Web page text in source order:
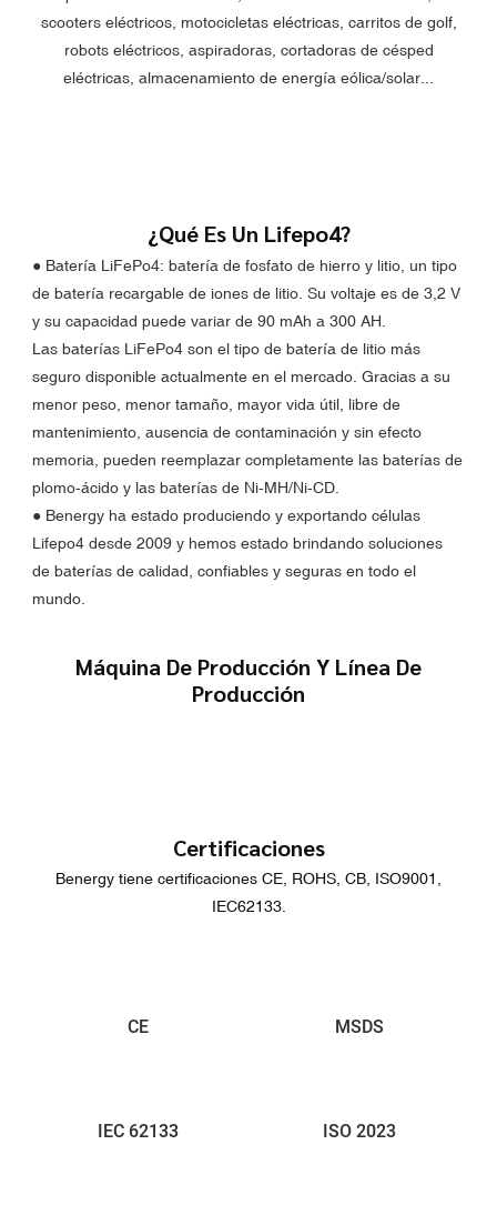
scooters eléctricos, motocicletas eléctricas, carritos de golf,
robots eléctricos, aspiradoras, cortadoras de césped
eléctricas, almacenamiento de energía eólica/solar...
¿Qué Es Un Lifepo4?
● Batería LiFePo4: batería de fosfato de hierro y litio, un tipo
de batería recargable de iones de litio. Su voltaje es de 3,2 V
y su capacidad puede variar de 90 mAh a 300 AH.
Las baterías LiFePo4 son el tipo de batería de litio más
seguro disponible actualmente en el mercado. Gracias a su
menor peso, menor tamaño, mayor vida útil, libre de
mantenimiento, ausencia de contaminación y sin efecto
memoria, pueden reemplazar completamente las baterías de
plomo-ácido y las baterías de Ni-MH/Ni-CD.
● Benergy ha estado produciendo y exportando células
Lifepo4 desde 2009 y hemos estado brindando soluciones
de baterías de calidad, confiables y seguras en todo el
mundo.
Máquina De Producción Y Línea De
Producción
Certificaciones
Benergy tiene certificaciones CE, ROHS, CB, ISO9001,
IEC62133.
CE MSDS
IEC 62133 ISO 2023